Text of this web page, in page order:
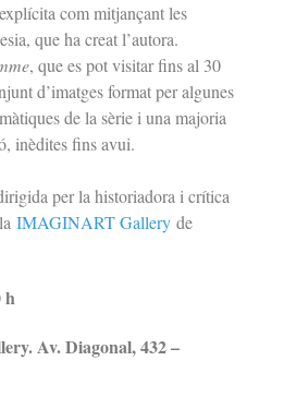
com mitjançant les
que ha creat l’autora.
, que es pot visitar fins al 30
d’imatges format per algunes
de la sèrie i una majoria
inèdites fins avui.
per la historiadora i crítica
IMAGINART Gallery de
h
Av. Diagonal, 432 –